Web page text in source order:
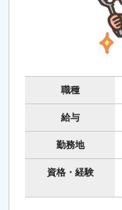
職種
給与
勤務地
資格・経験